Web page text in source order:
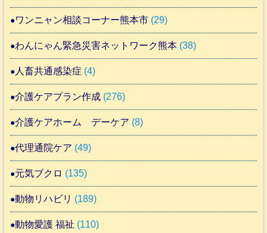
ワンニャン相談コーナー熊本市 (29)
わんにゃん緊急災害ネットワーク熊本 (38)
人畜共通感染症 (4)
介護ケアプラン作成 (276)
介護ケアホーム デーケア (8)
代理通院ケア (49)
元気ブクロ (135)
動物リハビリ (189)
動物愛護 福祉 (110)